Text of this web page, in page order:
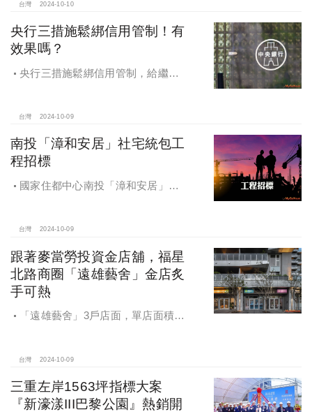
台灣 2024-10-10
央行三措施鬆綁信用管制！有
效果嗎？
央行三措施鬆綁信用管制，給繼
台灣 2024-10-09
南投「漳和安居」社宅統包工
程招標
國家住都中心南投「漳和安居」社
台灣 2024-10-09
跟著麥當勞投資金店舖，福星
北路商圈「遠雄藝舍」金店炙
手可熱
「遠雄藝舍」3戶店面，單店面積在
百萬的交易行情
台灣 2024-10-09
三重左岸1563坪指標大案
『新濠漾III巴黎公園』熱銷開